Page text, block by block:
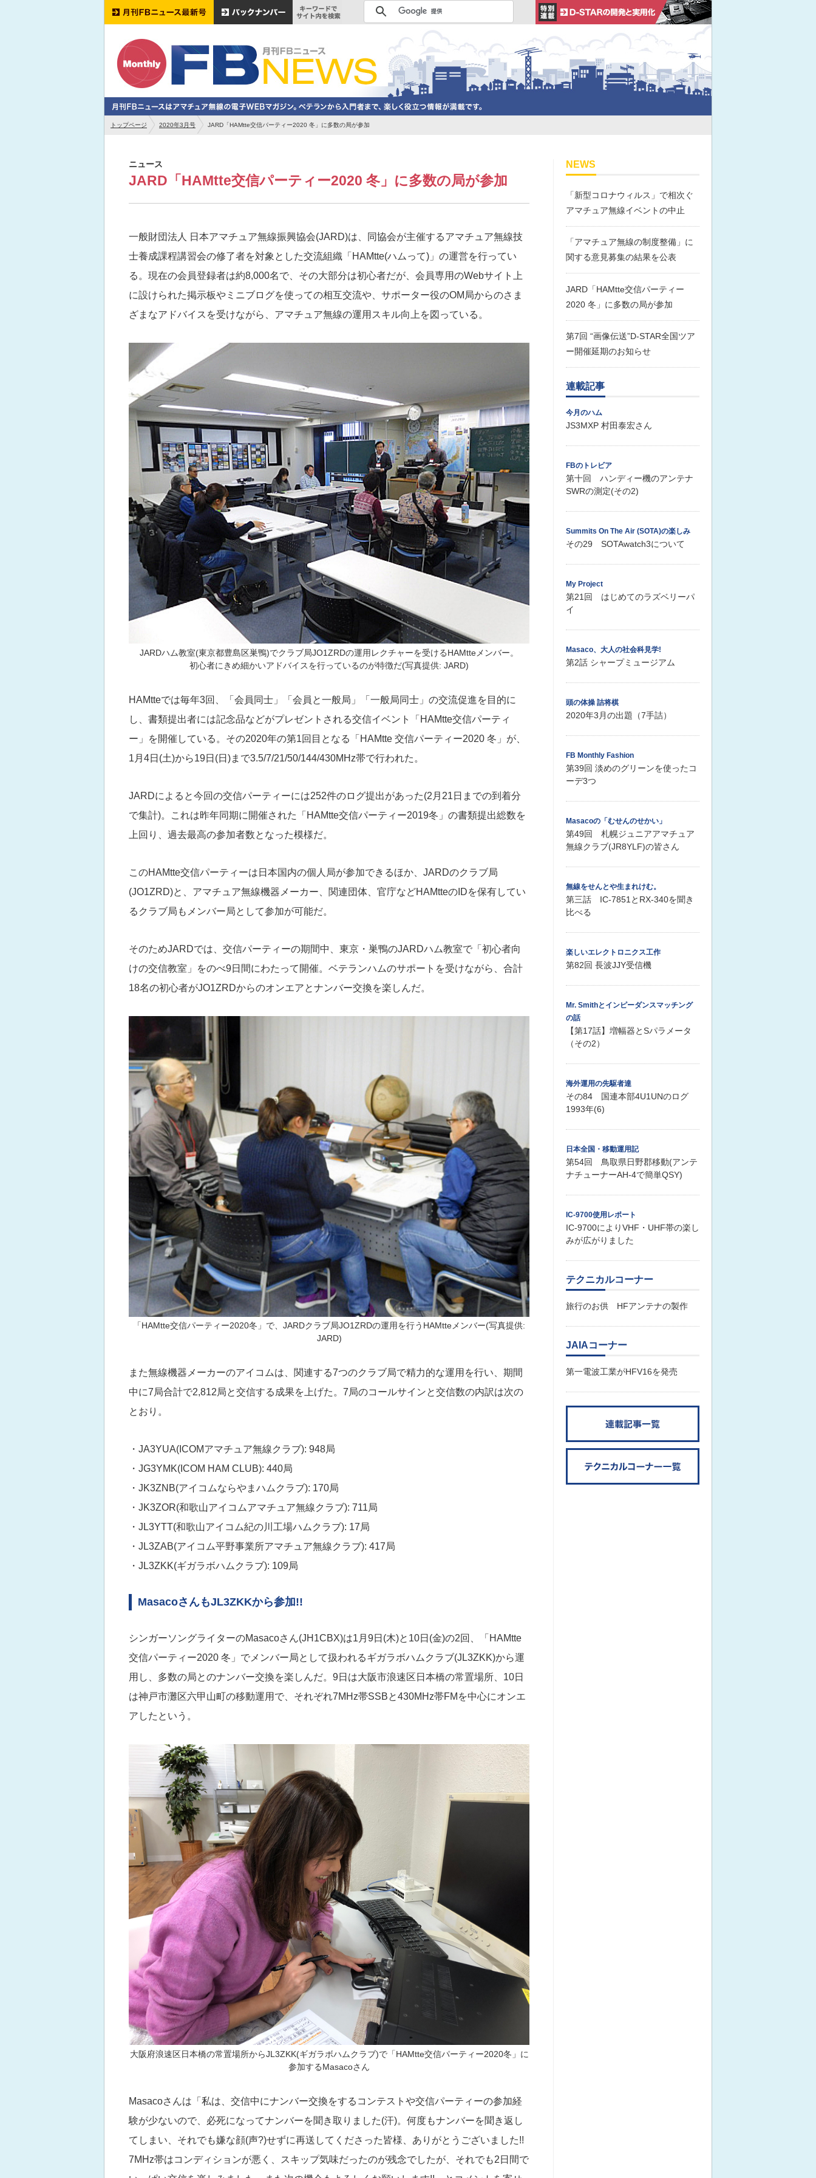
トップページ 2020年3月号 JARD「HAMtte交信パーティー2020 冬」に多数の局が参加
ニュース
JARD「HAMtte交信パーティー2020 冬」に多数の局が参加
一般財団法人 日本アマチュア無線振興協会(JARD)は、同協会が主催するアマチュア無線技
士養成課程講習会の修了者を対象とした交流組織「HAMtte(ハムって)」の運営を行ってい
る。現在の会員登録者は約8,000名で、その大部分は初心者だが、会員専用のWebサイト上
に設けられた掲示板やミニブログを使っての相互交流や、サポーター役のOM局からのさま
ざまなアドバイスを受けながら、アマチュア無線の運用スキル向上を図っている。
JARDハム教室(東京都豊島区巣鴨)でクラブ局JO1ZRDの運用レクチャーを受けるHAMtteメンバー。
初心者にきめ細かいアドバイスを行っているのが特徴だ(写真提供: JARD)
HAMtteでは毎年3回、「会員同士」「会員と一般局」「一般局同士」の交流促進を目的に
し、書類提出者には記念品などがプレゼントされる交信イベント「HAMtte交信パーティ
ー」を開催している。その2020年の第1回目となる「HAMtte 交信パーティー2020 冬」が、
1月4日(土)から19日(日)まで3.5/7/21/50/144/430MHz帯で行われた。
JARDによると今回の交信パーティーには252件のログ提出があった(2月21日までの到着分
で集計)。これは昨年同期に開催された「HAMtte交信パーティー2019冬」の書類提出総数を
上回り、過去最高の参加者数となった模様だ。
このHAMtte交信パーティーは日本国内の個人局が参加できるほか、JARDのクラブ局
(JO1ZRD)と、アマチュア無線機器メーカー、関連団体、官庁などHAMtteのIDを保有してい
るクラブ局もメンバー局として参加が可能だ。
そのためJARDでは、交信パーティーの期間中、東京・巣鴨のJARDハム教室で「初心者向
けの交信教室」をのべ9日間にわたって開催。ベテランハムのサポートを受けながら、合計
18名の初心者がJO1ZRDからのオンエアとナンバー交換を楽しんだ。
「HAMtte交信パーティー2020冬」で、JARDクラブ局JO1ZRDの運用を行うHAMtteメンバー(写真提供:
JARD)
また無線機器メーカーのアイコムは、関連する7つのクラブ局で精力的な運用を行い、期間
中に7局合計で2,812局と交信する成果を上げた。7局のコールサインと交信数の内訳は次の
とおり。
・JA3YUA(ICOMアマチュア無線クラブ): 948局
・JG3YMK(ICOM HAM CLUB): 440局
・JK3ZNB(アイコムならやまハムクラブ): 170局
・JK3ZOR(和歌山アイコムアマチュア無線クラブ): 711局
・JL3YTT(和歌山アイコム紀の川工場ハムクラブ): 17局
・JL3ZAB(アイコム平野事業所アマチュア無線クラブ): 417局
・JL3ZKK(ギガラボハムクラブ): 109局
MasacoさんもJL3ZKKから参加!!
シンガーソングライターのMasacoさん(JH1CBX)は1月9日(木)と10日(金)の2回、「HAMtte
交信パーティー2020 冬」でメンバー局として扱われるギガラボハムクラブ(JL3ZKK)から運
用し、多数の局とのナンバー交換を楽しんだ。9日は大阪市浪速区日本橋の常置場所、10日
は神戸市灘区六甲山町の移動運用で、それぞれ7MHz帯SSBと430MHz帯FMを中心にオンエ
アしたという。
大阪府浪速区日本橋の常置場所からJL3ZKK(ギガラボハムクラブ)で「HAMtte交信パーティー2020冬」に
参加するMasacoさん
Masacoさんは「私は、交信中にナンバー交換をするコンテストや交信パーティーの参加経
験が少ないので、必死になってナンバーを聞き取りました(汗)。何度もナンバーを聞き返し
てしまい、それでも嫌な顔(声?)せずに再送してくださった皆様、ありがとうございました!!
7MHz帯はコンディションが悪く、スキップ気味だったのが残念でしたが、それでも2日間で
NEWS
「新型コロナウィルス」で相次ぐ
アマチュア無線イベントの中止
「アマチュア無線の制度整備」に
関する意見募集の結果を公表
JARD「HAMtte交信パーティー
2020 冬」に多数の局が参加
第7回 “画像伝送”D-STAR全国ツア
ー開催延期のお知らせ
連載記事
今月のハム
JS3MXP 村田泰宏さん
FBのトレビア
第十回 ハンディー機のアンテナ
SWRの測定(その2)
Summits On The Air (SOTA)の楽しみ
その29 SOTAwatch3について
My Project
第21回 はじめてのラズベリーパ
イ
Masaco、大人の社会科見学!
第2話 シャープミュージアム
頭の体操 詰将棋
2020年3月の出題（7手詰）
FB Monthly Fashion
第39回 淡めのグリーンを使ったコ
ーデ3つ
Masacoの「むせんのせかい」
第49回 札幌ジュニアアマチュア
無線クラブ(JR8YLF)の皆さん
無線をせんとや生まれけむ。
第三話 IC-7851とRX-340を聞き
比べる
楽しいエレクトロニクス工作
第82回 長波JJY受信機
Mr. Smithとインピーダンスマッチング
の話
【第17話】増幅器とSパラメータ
（その2）
海外運用の先駆者達
その84 国連本部4U1UNのログ
1993年(6)
日本全国・移動運用記
第54回 鳥取県日野郡移動(アンテ
ナチューナーAH-4で簡単QSY)
IC-9700使用レポート
IC-9700によりVHF・UHF帯の楽し
みが広がりました
テクニカルコーナー
旅行のお供 HFアンテナの製作
JAIAコーナー
第一電波工業がHFV16を発売